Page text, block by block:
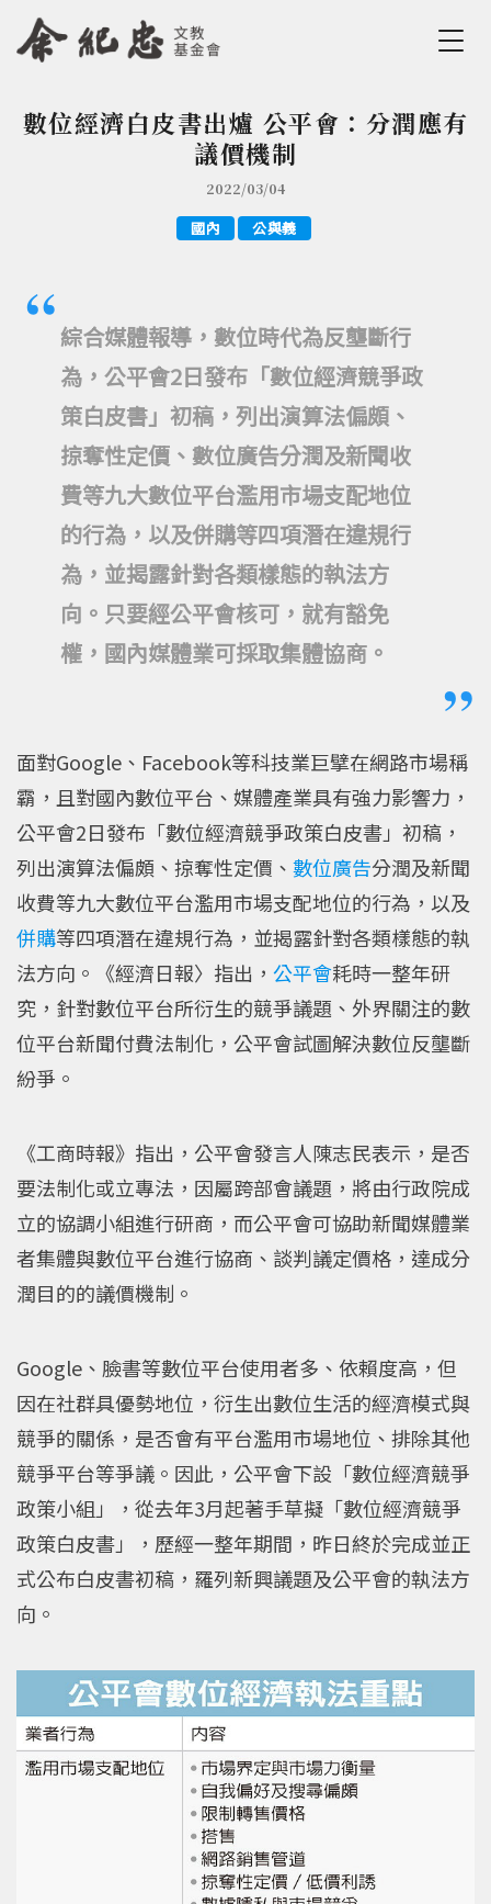
Jump to Navigation
Jump to Main content
您在這裡
數位經濟白皮書出爐 公平會：分潤應有
議價機制
2022/03/04
國內 公與義
綜合媒體報導，數位時代為反壟斷行
為，公平會2日發布「數位經濟競爭政
策白皮書」初稿，列出演算法偏頗、
掠奪性定價、數位廣告分潤及新聞收
費等九大數位平台濫用市場支配地位
的行為，以及併購等四項潛在違規行
為，並揭露針對各類樣態的執法方
向。只要經公平會核可，就有豁免
權，國內媒體業可採取集體協商。
面對Google、Facebook等科技業巨擘在網路市場稱
霸，且對國內數位平台、媒體產業具有強力影響力，
公平會2日發布「數位經濟競爭政策白皮書」初稿，
列出演算法偏頗、掠奪性定價、 數位廣告分潤及新聞
收費等九大數位平台濫用市場支配地位的行為，以及
併購等四項潛在違規行為，並揭露針對各類樣態的執
法方向。《經濟日報〉指出， 公平會耗時一整年研
究，針對數位平台所衍生的競爭議題、外界關注的數
位平台新聞付費法制化，公平會試圖解決數位反壟斷
紛爭。
《工商時報》指出，公平會發言人陳志民表示，是否
要法制化或立專法，因屬跨部會議題，將由行政院成
立的協調小組進行研商，而公平會可協助新聞媒體業
者集體與數位平台進行協商、談判議定價格，達成分
潤目的的議價機制。
Google、臉書等數位平台使用者多、依賴度高，但
因在社群具優勢地位，衍生出數位生活的經濟模式與
競爭的關係，是否會有平台濫用市場地位、排除其他
競爭平台等爭議。因此，公平會下設「數位經濟競爭
政策小組」，從去年3月起著手草擬「數位經濟競爭
政策白皮書」，歷經一整年期間，昨日終於完成並正
式公布白皮書初稿，羅列新興議題及公平會的執法方
向。